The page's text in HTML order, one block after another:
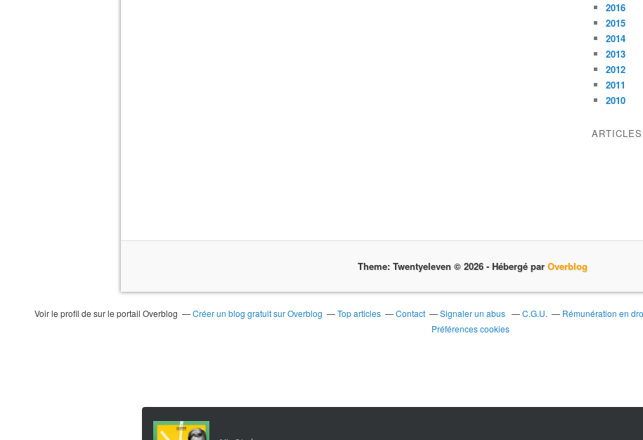
2016
2015
2014
2013
2012
2011
2010
Theme: Twentyeleven © 2026 - Hébergé par Overblog
Voir le profil de sur le portail Overblog Créer un blog gratuit sur Overblog Top articles Contact Signaler un abus C.G.U. Rémunération en
Préférences cookies